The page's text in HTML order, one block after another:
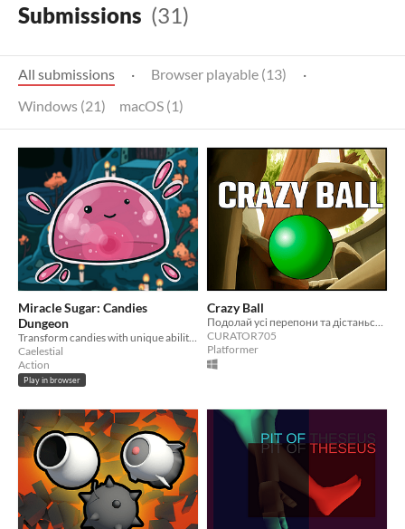
Submissions (31)
All submissions · Browser playable (13)
·
Windows (21)
macOS (1)
Miracle Sugar: Candies
Dungeon
Transform candies with unique abilities to defend sugar cubes from flies and ants for as long as possible!
Caelestial
Action
Play in browser
Crazy Ball
Подолай усі перепони та дістанься до вершини в цій 3D-грі!
CURATOR705
Platformer